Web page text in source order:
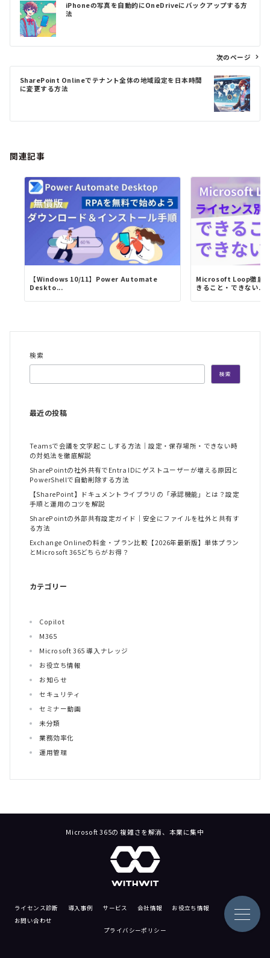
ゲ
ー
iPhoneの写真を自動的にOneDriveにバックアップする方
法
次のページ
SharePoint Onlineでテナント全体の地域設定を日本時間
に変更する方法
関連記事
【Windows 10/11】Power Automate
Deskto...
Microsoft Loop徹底
きること・できない...
検索
検索
最近の投稿
Teamsで会議を文字起こしする方法｜設定・保存場所・できない時
の対処法を徹底解説
SharePointの社外共有でEntra IDにゲストユーザーが増える原因と
PowerShellで自動削除する方法
【SharePoint】ドキュメントライブラリの「承認機能」とは？設定
手順と運用のコツを解説
SharePointの外部共有設定ガイド｜安全にファイルを社外と共有す
る方法
Exchange Onlineの料金・プラン比較【2026年最新版】単体プラン
とMicrosoft 365どちらがお得？
カテゴリー
Copilot
M365
Microsoft 365 導入ナレッジ
お役立ち情報
お知らせ
セキュリティ
セミナー動画
未分類
業務効率化
運用管理
Microsoft 365の 複雑さを解消、本業に集中
ライセンス診断 導入事例 サービス 会社情報
お役立ち情報
お問い合わせ
プライバシーポリシー